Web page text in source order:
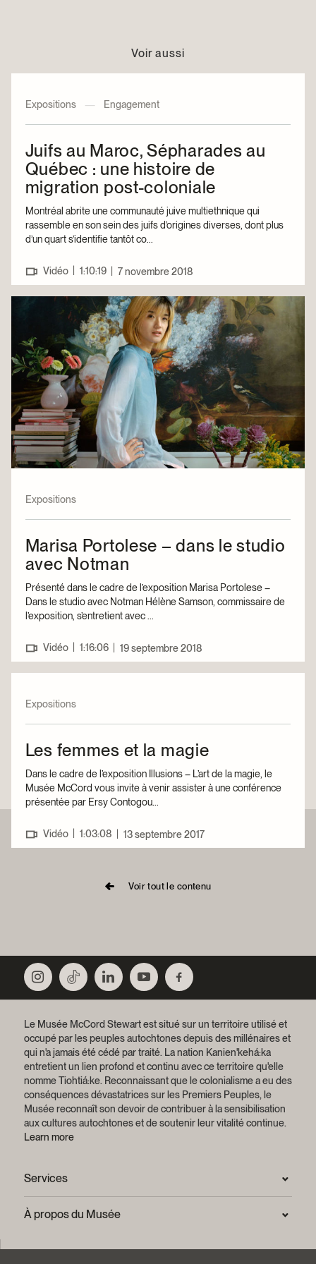
Voir aussi
Expositions — Engagement
Juifs au Maroc, Sépharades au
Québec : une histoire de
migration post-coloniale
Montréal abrite une communauté juive multiethnique qui
rassemble en son sein des juifs d’origines diverses, dont plus
d’un quart s’identifie tantôt co...
Vidéo 1:10:19 7 novembre 2018
Expositions
Marisa Portolese – dans le studio
avec Notman
Présenté dans le cadre de l’exposition Marisa Portolese –
Dans le studio avec Notman Hélène Samson, commissaire de
l’exposition, s’entretient avec ...
Vidéo 1:16:06 19 septembre 2018
Expositions
Les femmes et la magie
Dans le cadre de l’exposition Illusions – L’art de la magie, le
Musée McCord vous invite à venir assister à une conférence
présentée par Ersy Contogou...
Vidéo 1:03:08 13 septembre 2017
Voir tout le contenu
Le Musée McCord Stewart est situé sur un territoire utilisé et
occupé par les peuples autochtones depuis des millénaires et
qui n'a jamais été cédé par traité. La nation Kanien'kehá:ka
entretient un lien profond et continu avec ce territoire qu'elle
nomme Tiohtiá:ke. Reconnaissant que le colonialisme a eu des
conséquences dévastatrices sur les Premiers Peuples, le
Musée reconnaît son devoir de contribuer à la sensibilisation
aux cultures autochtones et de soutenir leur vitalité continue.
Learn more
Services
Salle de presse
Nous joindre
À propos du Musée